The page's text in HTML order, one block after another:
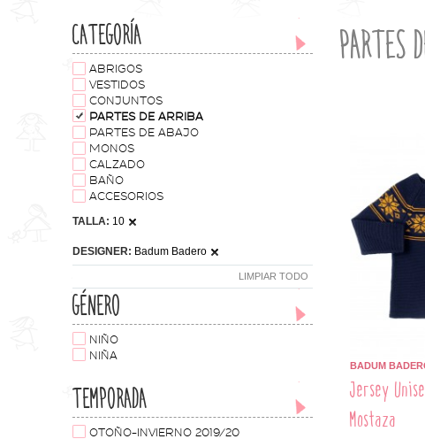
CATEGORÍA
ABRIGOS
VESTIDOS
CONJUNTOS
PARTES DE ARRIBA
PARTES DE ABAJO
MONOS
CALZADO
BAÑO
ACCESORIOS
TALLA: 10
DESIGNER: Badum Badero
LIMPIAR TODO
GÉNERO
NIÑO
NIÑA
TEMPORADA
OTOÑO-INVIERNO 2019/20
PARTES
BADUM
Jersey
Mostaza